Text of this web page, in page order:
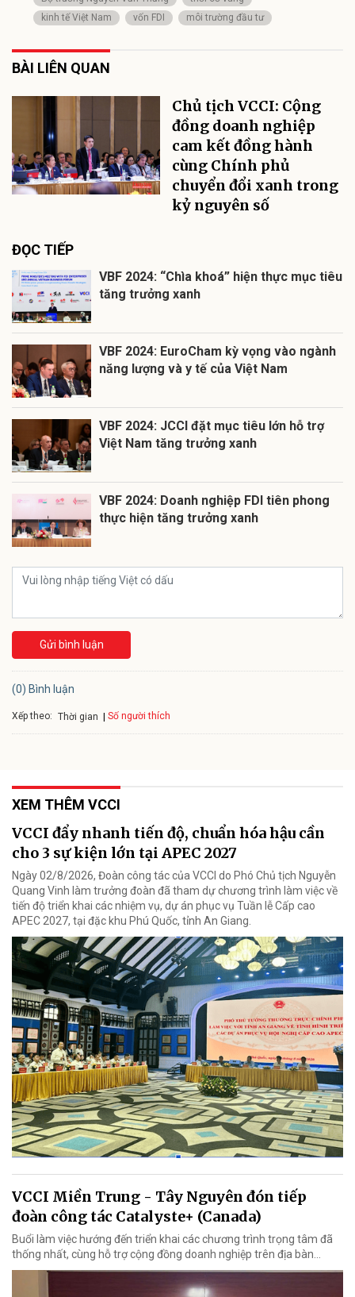
kinh tế Việt Nam
vốn FDI môi trường đầu tư
BÀI LIÊN QUAN
Chủ tịch VCCI: Cộng
đồng doanh nghiệp
cam kết đồng hành
cùng Chính phủ
chuyển đổi xanh trong
kỷ nguyên số
ĐỌC TIẾP
VBF 2024: “Chìa khoá” hiện thực mục tiêu
tăng trưởng xanh
VBF 2024: EuroCham kỳ vọng vào ngành
năng lượng và y tế của Việt Nam
VBF 2024: JCCI đặt mục tiêu lớn hỗ trợ
Việt Nam tăng trưởng xanh
VBF 2024: Doanh nghiệp FDI tiên phong
thực hiện tăng trưởng xanh
Gửi bình luận
(0) Bình luận
Xếp theo: Thời gian Số người thích
XEM THÊM VCCI
VCCI đẩy nhanh tiến độ, chuẩn hóa hậu cần
cho 3 sự kiện lớn tại APEC 2027
Ngày 02/8/2026, Đoàn công tác của VCCI do Phó Chủ tịch Nguyễn
Quang Vinh làm trưởng đoàn đã tham dự chương trình làm việc về
tiến độ triển khai các nhiệm vụ, dự án phục vụ Tuần lễ Cấp cao
APEC 2027, tại đặc khu Phú Quốc, tỉnh An Giang.
VCCI Miền Trung - Tây Nguyên đón tiếp
đoàn công tác Catalyste+ (Canada)
Buổi làm việc hướng đến triển khai các chương trình trọng tâm đã
thống nhất, cùng hỗ trợ cộng đồng doanh nghiệp trên địa bàn...